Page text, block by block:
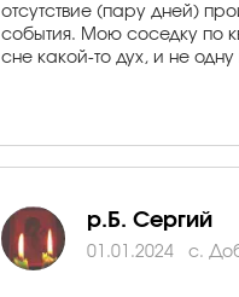
отсутствие (пару дней)
события. Мою соседку по
сне какой-то дух, и не
р.Б. Сергий
01.01.2024 с.